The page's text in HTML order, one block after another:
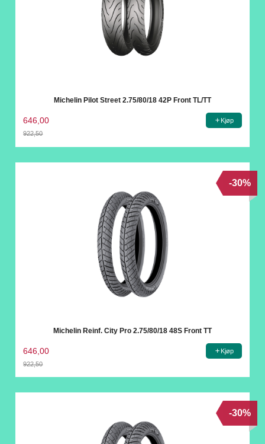
Michelin Pilot Street 2.75/80/18 42P Front TL/TT
646,00
922,50
Kjøp
Michelin Reinf. City Pro 2.75/80/18 48S Front TT
646,00
922,50
-30%
Kjøp
-30%